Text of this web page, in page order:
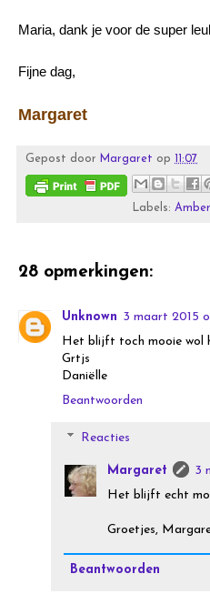
Maria, dank je voor de super
Fijne dag,
Margaret
Gepost door Margaret op 11:07
Labels:
28 opmerkingen:
Unknown 3 maart 2015
Het blijft toch mooie wol
Grtjs
Daniëlle
Beantwoorden
Reacties
Margaret
3
Het blijft echt
Groetjes,
Beantwoorden